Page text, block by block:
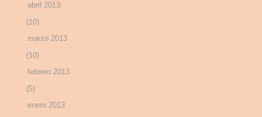
abril 2013
(10)
marzo 2013
(10)
febrero 2013
(5)
enero 2013